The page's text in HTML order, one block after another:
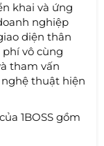
khai và ứng
nghiệp
diện thân
vô cùng
tham vấn
nghệ thuật hiện
1BOSS gồm